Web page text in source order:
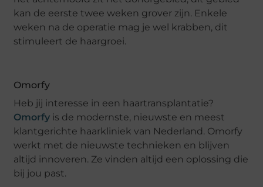
kan de eerste twee weken grover zijn. Enkele
weken na de operatie mag je wel krabben, dit
stimuleert de haargroei.
Omorfy
Heb jij interesse in een haartransplantatie?
Omorfy is de modernste, nieuwste en meest
klantgerichte haarkliniek van Nederland. Omorfy
werkt met de nieuwste technieken en blijven
altijd innoveren. Ze vinden altijd een oplossing die
bij jou past.